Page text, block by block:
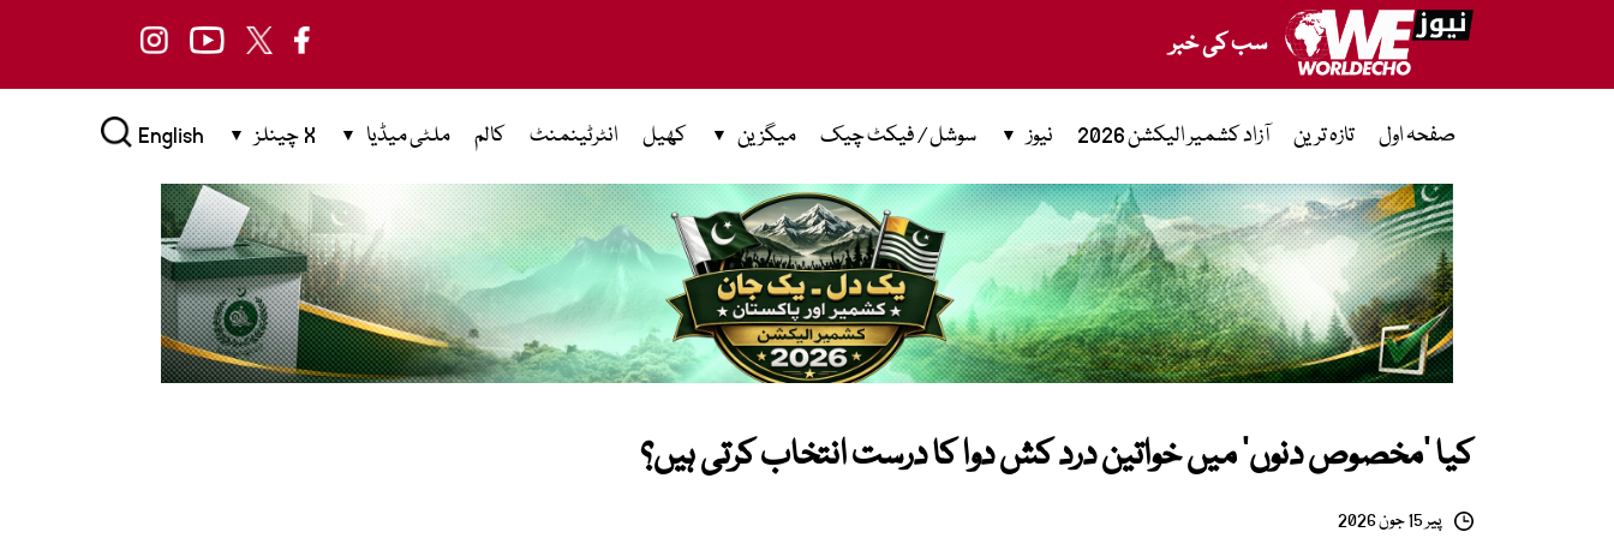
سب کی خبر
صفحہ اول تازہ ترین آزاد کشمیر الیکشن 2026 نیوز سوشل / فیکٹ چیک میگزین کھیل انٹرٹینمنٹ کالم ملٹی میڈیا X چینلز English
کیا ’مخصوص دنوں‘ میں خواتین درد کش دوا کا درست انتخاب کرتی ہیں؟
پیر 15 جون 2026